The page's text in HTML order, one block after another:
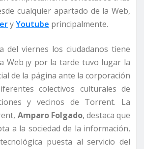
cualquier apartado de la Web,
yYoutube principalmente.
del viernes los ciudadanos tiene
Web ¡y por la tarde tuvo lugar la
de la página ante la corporación
colectivos culturales de
y vecinos de Torrent. La
Amparo Folgado, destaca que
a la sociedad de la información,
puesta al servicio del